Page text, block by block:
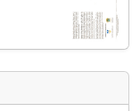
Από το 2005
και Τέχνης